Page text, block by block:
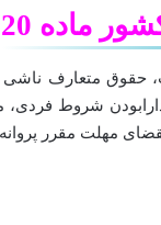
ماده 20
متعارف ناشی از
دارا‌بودن شروط
مهلت مقرر